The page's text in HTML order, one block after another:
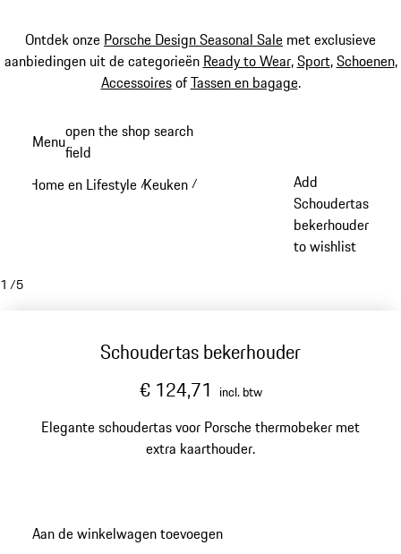
Ontdek onze Porsche Design Seasonal Sale met exclusieve
aanbiedingen uit de categorieën Ready to Wear,Sport,Schoenen,
AccessoiresofTassen en bagage.
hoofdinhoud
Menuopen the shop search
field
Home en Lifestyle /Keuken /
Add
Schoudertas
bekerhouder
to wishlist
1 /5
Schoudertas bekerhouder
€ 124,71 incl. btw
Elegante schoudertas voor Porsche thermobeker met
extra kaarthouder.
Aan de winkelwagen toevoegen